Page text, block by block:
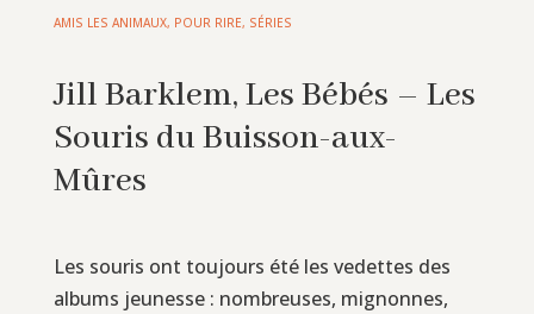
AMIS LES ANIMAUX, POUR RIRE, SÉRIES
Jill Barklem, Les Bébés – Les
Souris du Buisson-aux-
Mûres
Les souris ont toujours été les vedettes des
albums jeunesse : nombreuses, mignonnes,